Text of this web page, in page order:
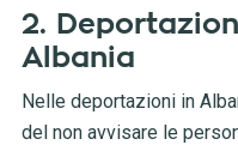
2.
Albania
Nelle deportazioni in
del non avvisare le